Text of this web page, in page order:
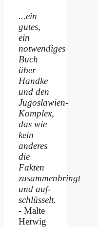
...ein
gutes,
ein
notwendiges
Buch
über
Handke
und den
Jugoslawien-
Komplex,
das wie
kein
anderes
die
Fakten
zusammenbringt
und auf­
schlüsselt.
- Malte
Herwig